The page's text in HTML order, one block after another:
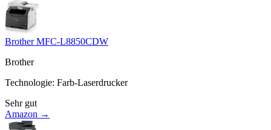
Brother MFC-L8850CDW
Brother
Technologie: Farb-Laserdrucker
Sehr gut
Amazon →